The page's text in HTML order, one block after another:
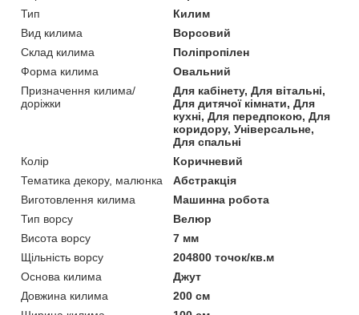
Тип
Килим
Вид килима
Ворсовий
Склад килима
Поліпропілен
Форма килима
Овальний
Призначення килима/
доріжки
Для кабінету, Для вітальні,
Для дитячої кімнати, Для
кухні, Для передпокою, Для
коридору, Універсальне,
Для спальні
Колір
Коричневий
Тематика декору, малюнка
Абстракція
Виготовлення килима
Машинна робота
Тип ворсу
Велюр
Висота ворсу
7 мм
Щільність ворсу
204800 точок/кв.м
Основа килима
Джут
Довжина килима
200 см